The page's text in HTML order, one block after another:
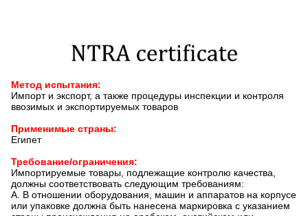
Метод испытания:
Импорт и экспорт, а также процедуры инспекции и контроля
ввозимых и экспортируемых товаров
Применимые страны:
Египет
Требование/ограничения:
Импортируемые товары, подлежащие контролю качества,
должны соответствовать следующим требованиям:
A. В отношении оборудования, машин и аппаратов на корпусе
или упаковке должна быть нанесена маркировка с указанием